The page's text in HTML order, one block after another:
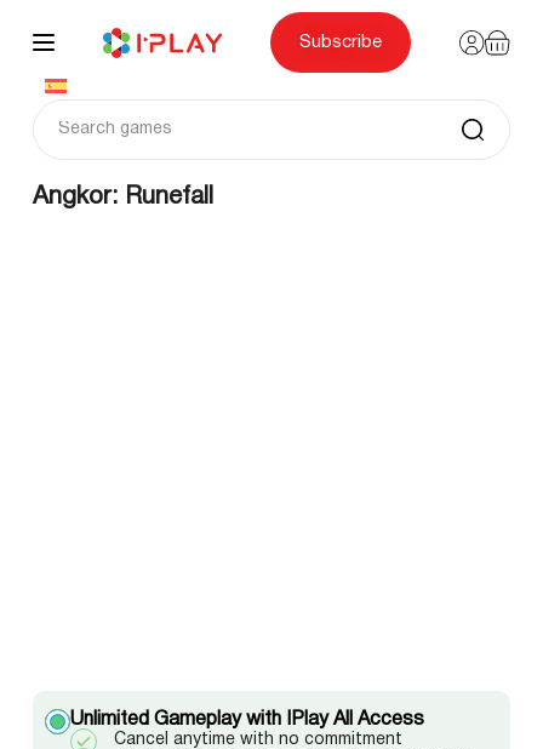
content
Subscribe
Angkor: Runefall
Unlimited Gameplay with IPlay All Access
Cancel anytime with no commitment